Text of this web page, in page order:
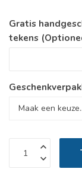
Gratis
tekens